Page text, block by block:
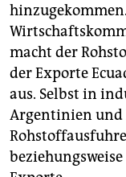
macht der
der Exporte
aus. Selbst in
Argentinien und